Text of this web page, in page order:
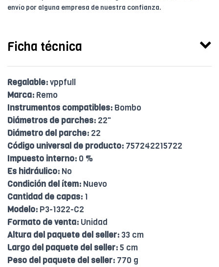
envío por alguna empresa de nuestra confianza.
Ficha técnica
Regalable:vppfull
Marca: Remo
Instrumentos compatibles: Bombo
Diámetros de parches: 22"
Diámetro del parche: 22
Código universal de producto: 757242215722
Impuesto interno: 0 %
Es hidráulico: No
Condición del ítem: Nuevo
Cantidad de capas: 1
Modelo: P3-1322-C2
Formato de venta: Unidad
Altura del paquete del seller: 33 cm
Largo del paquete del seller:5 cm
Peso del paquete del seller: 770 g